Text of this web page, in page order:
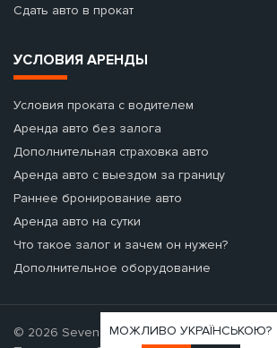
МОЖЛИВО УКРАЇНСЬКОЮ?
Сдать авто в прокат
УСЛОВИЯ АРЕНДЫ
Условия проката с водителем
Аренда авто без залога
Дополнительная страховка авто
Аренда авто с выездом за границу
Раннее бронирование авто
Аренда авто на сутки
Что такое залог и зачем он нужен?
Дополнительное оборудование
© 2026 Seven Cars - аренда авто.